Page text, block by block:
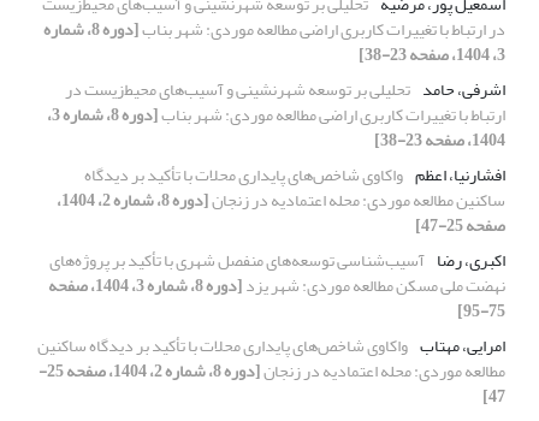
در ارتباط با تغییرات کاربری اراضی مطالعه موردی: شهر بناب [دوره 8، شماره
3، 1404، صفحه 23-38]
اشرفی، حامد تحلیلی بر توسعه شهرنشینی و آسیب‌های محیط‌زیست در
ارتباط با تغییرات کاربری اراضی مطالعه موردی: شهر بناب [دوره 8، شماره 3،
1404، صفحه 23-38]
افشارنیا، اعظم واکاوی شاخص‌های پایداری محلات با تأکید بر دیدگاه
ساکنین مطالعه موردی: محله اعتمادیه در زنجان [دوره 8، شماره 2، 1404،
صفحه 25-47]
اکبری، رضا آسیب‌شناسی توسعه‌های منفصل شهری با تأکید بر پروژه‌های
نهضت ملی مسکن مطالعه موردی: شهر یزد [دوره 8، شماره 3، 1404، صفحه
75-95]
امرایی، مهتاب واکاوی شاخص‌های پایداری محلات با تأکید بر دیدگاه ساکنین
مطالعه موردی: محله اعتمادیه در زنجان [دوره 8، شماره 2، 1404، صفحه 25-
47]